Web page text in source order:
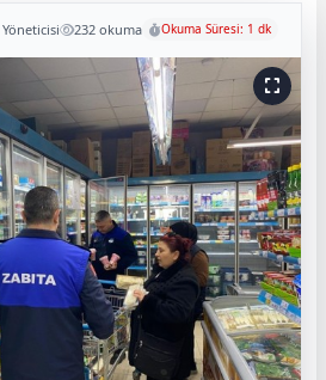
232 okuma Okuma Süresi: 1 dk